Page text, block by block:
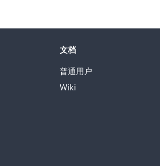
文档
普通用户
Wiki